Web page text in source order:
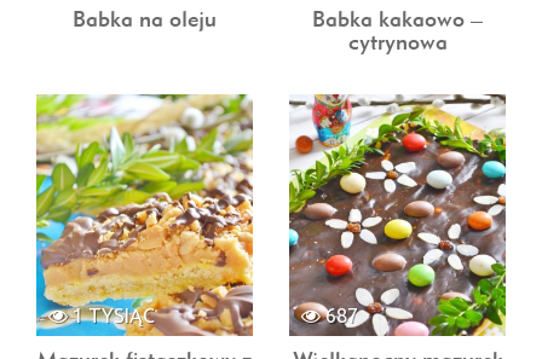
Babka na oleju
Babka kakaowo –
cytrynowa
1 TYSIĄC 687